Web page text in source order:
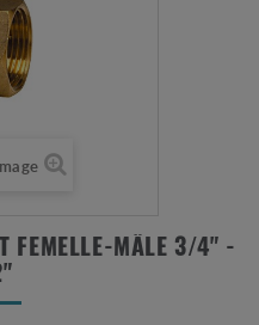
FEMELLE-MÂLE 3/4" -